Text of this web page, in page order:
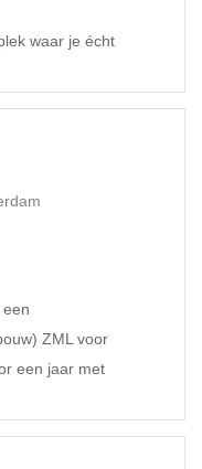
waar je écht
ZML voor
een jaar met